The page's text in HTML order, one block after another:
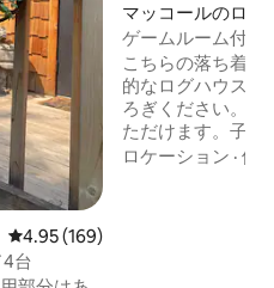
レビュー169件、5つ星中4.95つ
4.95 (169)
台
マッコールのログ
ゲームルーム付き
のログハウス（ス
こちらの落ち着い
的なログハウスで
ろぎください。
ただけます。子ど
方々！ ）が何時
ロケーション ·価